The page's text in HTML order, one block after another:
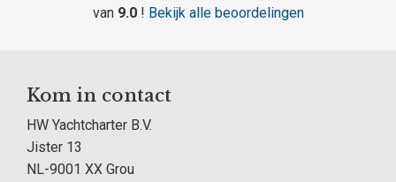
van 9.0 ! Bekijk alle beoordelingen
Kom in contact
HW Yachtcharter B.V.
Jister 13
NL-9001 XX Grou